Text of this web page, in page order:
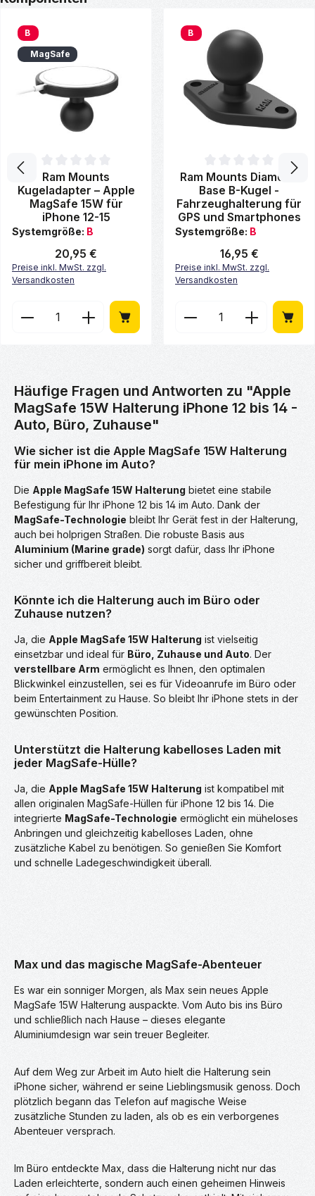
B
MagSafe
Durchschnittliche Bewertung von 0 von 5 Sternen
Ram Mounts
Kugeladapter – Apple
MagSafe 15W für
iPhone 12-15
Systemgröße: B
Regulärer Preis:
20,95 €
Preise inkl. MwSt. zzgl.
Versandkosten
Produkt Anzahl: Gib den gewünschten Wert ein
B
Durchschnittliche Bewertung
Ram Mounts Diamond
Base B-Kugel -
Fahrzeughalterung für
GPS und Smartphones
Systemgröße: B
Regulärer Preis:
16,95 €
Preise inkl. MwSt. zzgl.
Versandkosten
Produkt Anzahl: Gib
Häufige Fragen und Antworten zu "Apple
MagSafe 15W Halterung iPhone 12 bis 14 -
Auto, Büro, Zuhause"
Wie sicher ist die Apple MagSafe 15W Halterung
für mein iPhone im Auto?
Die Apple MagSafe 15W Halterung bietet eine stabile
Befestigung für Ihr iPhone 12 bis 14 im Auto. Dank der
MagSafe-Technologie bleibt Ihr Gerät fest in der Halterung,
auch bei holprigen Straßen. Die robuste Basis aus
Aluminium (Marine grade) sorgt dafür, dass Ihr iPhone
sicher und griffbereit bleibt.
Könnte ich die Halterung auch im Büro oder
Zuhause nutzen?
Ja, die Apple MagSafe 15W Halterung ist vielseitig
einsetzbar und ideal für Büro, Zuhause und Auto. Der
verstellbare Arm ermöglicht es Ihnen, den optimalen
Blickwinkel einzustellen, sei es für Videoanrufe im Büro oder
beim Entertainment zu Hause. So bleibt Ihr iPhone stets in der
gewünschten Position.
Unterstützt die Halterung kabelloses Laden mit
jeder MagSafe-Hülle?
Ja, die Apple MagSafe 15W Halterung ist kompatibel mit
allen originalen MagSafe-Hüllen für iPhone 12 bis 14. Die
integrierte MagSafe-Technologie ermöglicht ein müheloses
Anbringen und gleichzeitig kabelloses Laden, ohne
zusätzliche Kabel zu benötigen. So genießen Sie Komfort
und schnelle Ladegeschwindigkeit überall.
Max und das magische MagSafe-Abenteuer
Es war ein sonniger Morgen, als Max sein neues Apple
MagSafe 15W Halterung auspackte. Vom Auto bis ins Büro
und schließlich nach Hause – dieses elegante
Aluminiumdesign war sein treuer Begleiter.
Auf dem Weg zur Arbeit im Auto hielt die Halterung sein
iPhone sicher, während er seine Lieblingsmusik genoss. Doch
plötzlich begann das Telefon auf magische Weise
zusätzliche Stunden zu laden, als ob es ein verborgenes
Abenteuer versprach.
Im Büro entdeckte Max, dass die Halterung nicht nur das
Laden erleichterte, sondern auch einen geheimen Hinweis